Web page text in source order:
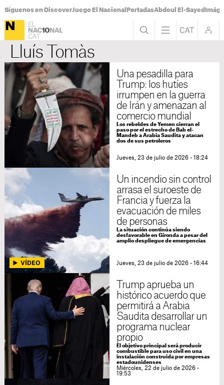
Síguenos en DiscoverJuego El Nacional PortadasAbdoul El-Sayed
Lluís Tomàs
Una pesadilla para
Trump: los hutíes
irrumpen en la guerra
de Irán y amenazan al
comercio mundial
Los rebeldes de Yemen cierran el
paso por el estrecho de Bab el-
Mandeb a Arabia Saudita y atacan
dos de sus petroleros
Jueves, 23 de julio de 2026 - 18:24
Un incendio sin control
arrasa el suroeste de
Francia y fuerza la
evacuación de miles
de personas
La situación continúa siendo
desfavorable en Gironda a pesar del
amplio despliegue de emergencias
Jueves, 23 de julio de 2026 - 16:44
Trump aprueba un
histórico acuerdo que
permitirá a Arabia
Saudita desarrollar un
programa nuclear
propio
El objetivo principal será producir
combustible para uso civil en una
instalación construida por empresas
estadounidenses
Miércoles, 22 de julio de 2026 -
19:53